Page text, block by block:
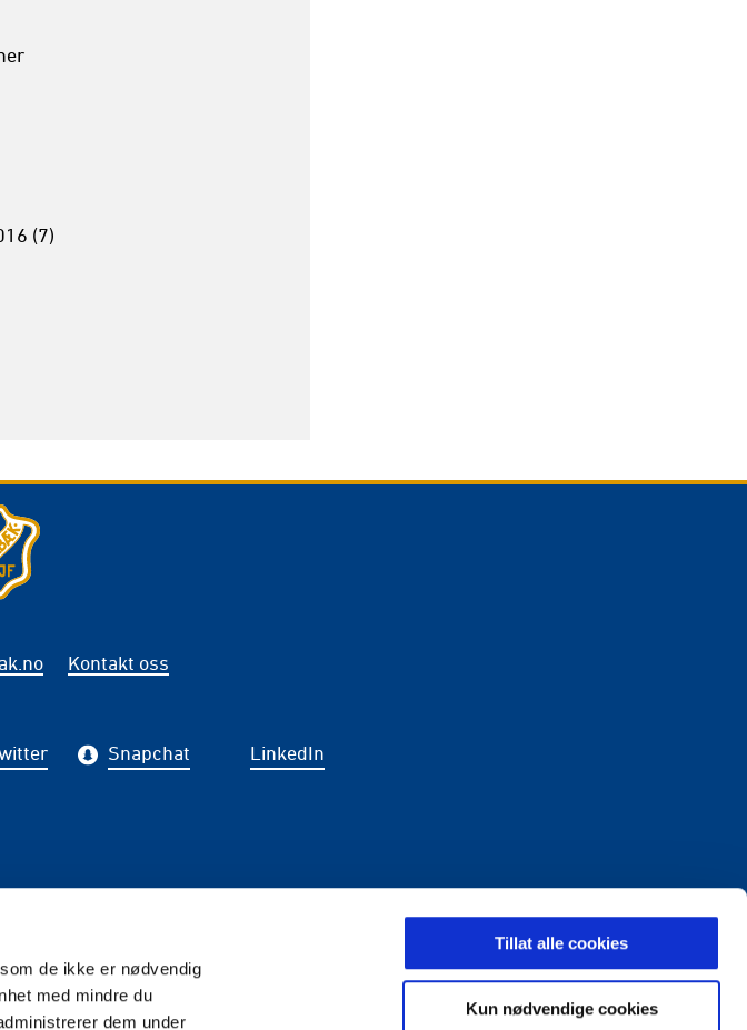
de ikke er nødvendig
med mindre du
dem under
Tillat alle cookies
Kun nødvendige cookies
(7)
Kontakt oss
Snapchat LinkedIn